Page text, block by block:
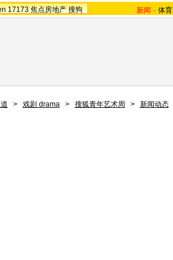
17173 焦点房地产 搜狗 新闻 - 体育
> 戏剧 drama > 搜狐青年艺术周 > 新闻动态